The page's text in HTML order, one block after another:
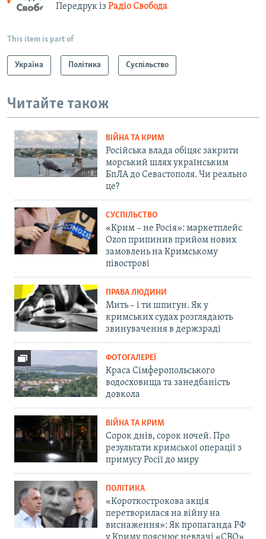
Передрук із Радіо Свобода
This item is part of
Україна Політика Суспільство
Читайте також
ВІЙНА ТА КРИМ
Російська влада обіцяє закрити
морський шлях українським
БпЛА до Севастополя. Чи реально
це?
СУСПІЛЬСТВО
«Крим – не Росія»: маркетплейс
Ozon припинив прийом нових
замовлень на Кримському
півострові
ПРАВА ЛЮДИНИ
Мить – і ти шпигун. Як у
кримських судах розглядають
звинувачення в держзраді
ФОТОГАЛЕРЕЇ
Краса Сімферопольського
водосховища та занедбаність
довкола
ВІЙНА ТА КРИМ
Сорок днів, сорок ночей. Про
результати кримської операції з
примусу Росії до миру
ПОЛІТИКА
«Короткострокова акція
перетворилася на війну на
виснаження»: Як пропаганда РФ